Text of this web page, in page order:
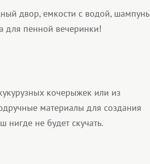
двор, емкости с водой, шампунь
для пенной вечеринки!
кочерыжек или из
материалы для создания
не будет скучать.